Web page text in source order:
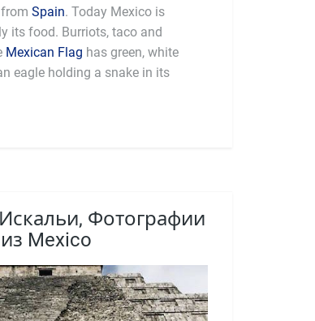
Spain. Today Mexico is
its food. Burriots, taco and
Mexican Flag has green, white
eagle holding a snake in its
Фотографии
из Mexico